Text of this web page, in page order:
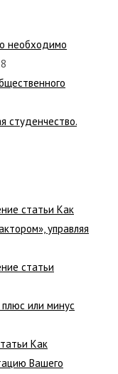
необходимо
студенчество.
статьи Как
управляя
статьи
или минус
Как
Вашего